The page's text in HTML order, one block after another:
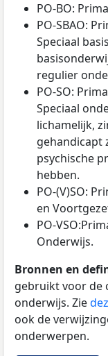
PO-BO:
PO-SBAO:
Speciaal
regulier
PO-SO:
Speciaal
lichamelijk,
gehandicapt
psychische
hebben.
PO-(V)SO:
en
PO-
Onderwijs.
Bronnen en
gebruikt voor de
onderwijs. Zie
ook de
onderwerpen.